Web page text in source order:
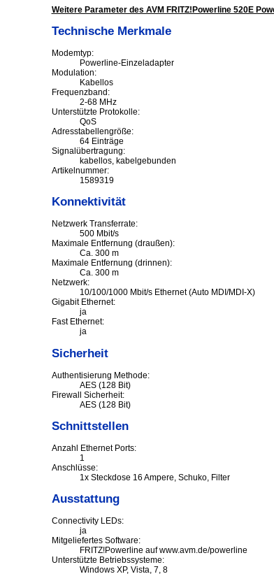
Weitere Parameter des AVM FRITZ!Powerline 520E
Technische Merkmale
Modemtyp:
Powerline-Einzeladapter
Modulation:
Kabellos
Frequenzband:
2-68 MHz
Unterstützte Protokolle:
QoS
Adresstabellengröße:
64 Einträge
Signalübertragung:
kabellos, kabelgebunden
Artikelnummer:
1589319
Konnektivität
Netzwerk Transferrate:
500 Mbit/s
Maximale Entfernung (draußen):
Ca. 300 m
Maximale Entfernung (drinnen):
Ca. 300 m
Netzwerk:
10/100/1000 Mbit/s Ethernet (Auto MDI/MDI-X)
Gigabit Ethernet:
ja
Fast Ethernet:
ja
Sicherheit
Authentisierung Methode:
AES (128 Bit)
Firewall Sicherheit:
AES (128 Bit)
Schnittstellen
Anzahl Ethernet Ports:
1
Anschlüsse:
1x Steckdose 16 Ampere, Schuko, Filter
Ausstattung
Connectivity LEDs:
ja
Mitgeliefertes Software:
FRITZ!Powerline auf www.avm.de/powerline
Unterstützte Betriebssysteme:
Windows XP, Vista, 7, 8